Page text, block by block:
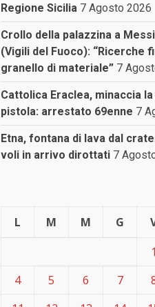
Regione Sicilia 7 Agosto 2026
Crollo della palazzina a
(Vigili del Fuoco): “Ricerche
granello di materiale” 7
Cattolica Eraclea, minaccia
pistola: arrestato 69enne 7
Etna, fontana di lava dal
voli in arrivo dirottati 7
L M M G
1
4
5 6 7